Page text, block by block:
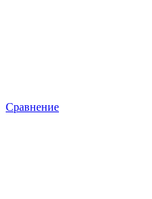
Сравнение